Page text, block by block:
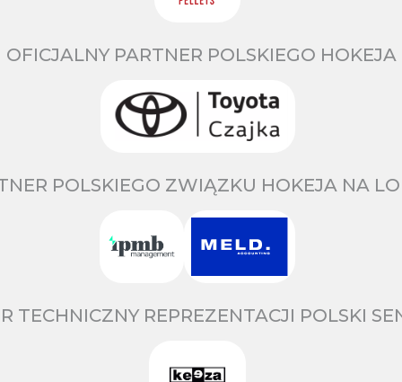
OFICJALNY PARTNER POLSKIEGO HOKEJA
POLSKIEGO ZWIĄZKU HOKEJA NA
TECHNICZNY REPREZENTACJI POLSKI